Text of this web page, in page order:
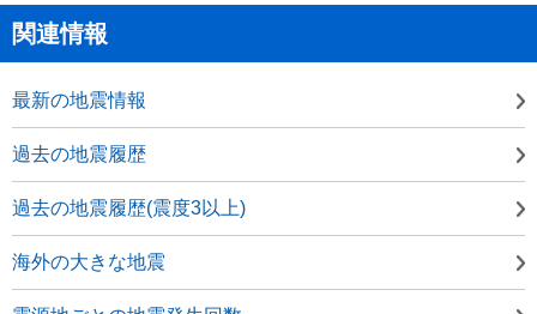
関連情報
最新の地震情報
過去の地震履歴
過去の地震履歴(震度3以上)
海外の大きな地震